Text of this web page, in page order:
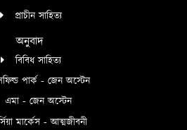
প্রাচীন সাহিত্য
অনুবাদ
বিবিধ সাহিত্য
পার্ক - জেন অস্টেন
এমা - জেন অস্টেন
মার্কেস - আত্মজীবনী